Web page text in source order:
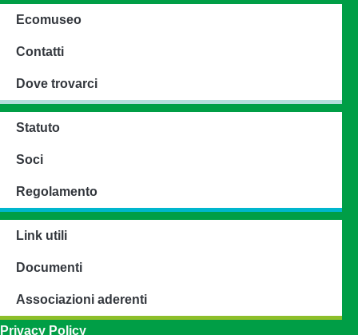
Ecomuseo
Contatti
Dove trovarci
Statuto
Soci
Regolamento
Link utili
Documenti
Associazioni aderenti
Privacy Policy